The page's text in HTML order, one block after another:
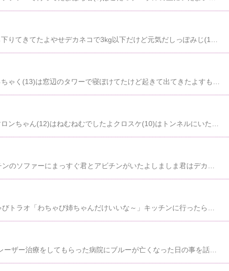
昨日は仕事帰りにブルーのレーザー治療をしてもらった病院にブルーが亡くなった日の事を話して自家治療用具を返却に行ってきました早いものでもう一週間も経ってたんですねレーザー治療は２～３ヶ月しか行ってなかったけどもう何年も通ってたような気がしましたよ家に帰って部屋をのぞくとトラコ・わちゃび・しっぽなががいましたよ《手抜き晩御飯》晩御飯何食べたか９／１２焼き鮭もやし炒めトマトかぼちゃの煮物みょうがの味噌汁くっつき隊のしましま君今朝は和室の使ってないケージの上で寝てましたよその下にいたちょびすけアビチンはソファーにいたよグリは窓辺にいたよクロスケもケージにいたよマロニャンはスリスリして気持ちよさそう～でもピンボケだおかあにゃんもピンボケだよライムも照明をつけてないからピンボケなのかな～すもももしっぽをクニャクニャさしてるよはっちゃくもなかなかじっとしてくれないよ外も明るくなってきたトラオはまたキティちゃん枕ゲットだね土曜日だから仕事は昼に終わって高速に乗ったら混んでいたけどちょろちょろ流れてたからすごく眠くなりましたよ